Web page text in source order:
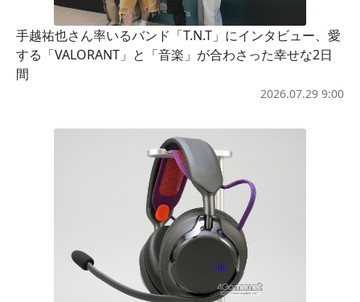
手越祐也さん率いるバンド「T.N.T」にインタビュー、愛
する「VALORANT」と「音楽」が合わさった幸せな2日
間
2026.07.29 9:00